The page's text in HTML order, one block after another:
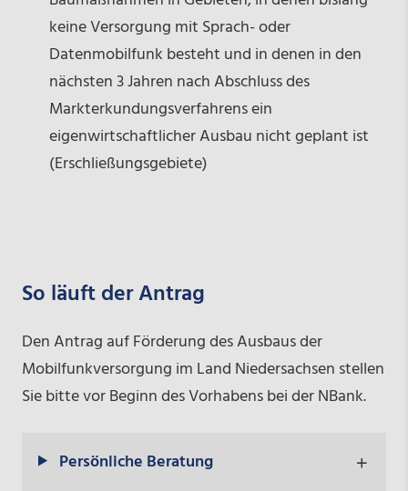
keine Versorgung mit Sprach- oder
Datenmobilfunk besteht und in denen in den
nächsten 3 Jahren nach Abschluss des
Markterkundungsverfahrens ein
eigenwirtschaftlicher Ausbau nicht geplant ist
(Erschließungsgebiete)
So läuft der Antrag
Den Antrag auf Förderung des Ausbaus der
Mobilfunkversorgung im Land Niedersachsen stellen
Sie bitte vor Beginn des Vorhabens bei der NBank.
Persönliche Beratung